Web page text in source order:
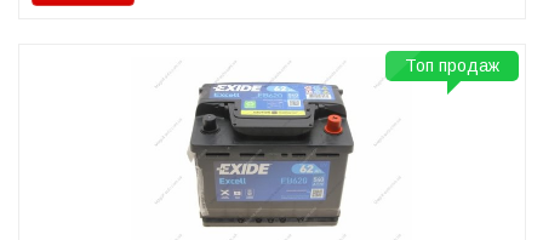
Топ продаж